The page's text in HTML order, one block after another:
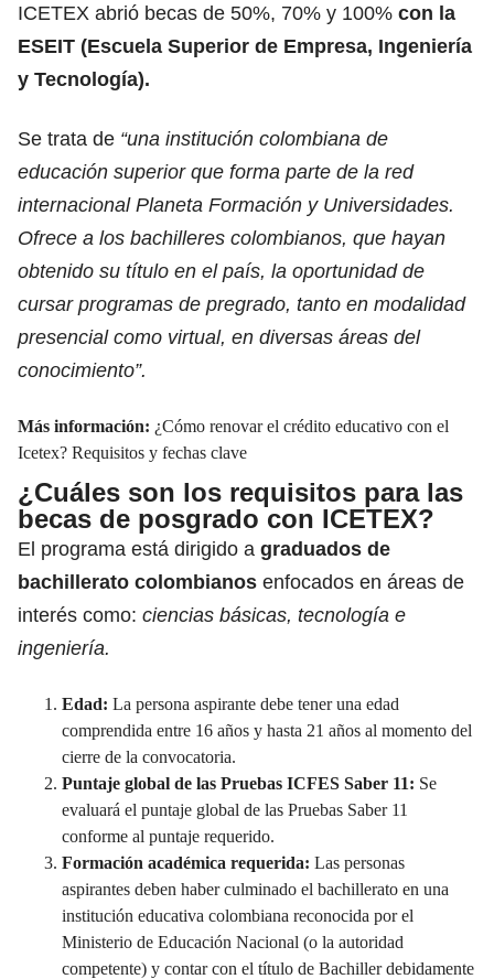
ICETEX abrió becas de 50%, 70% y 100% con la
ESEIT (Escuela Superior de Empresa, Ingeniería
y Tecnología).
Se trata de “una institución colombiana de
educación superior que forma parte de la red
internacional Planeta Formación y Universidades.
Ofrece a los bachilleres colombianos, que hayan
obtenido su título en el país, la oportunidad de
cursar programas de pregrado, tanto en modalidad
presencial como virtual, en diversas áreas del
conocimiento”.
Más información: ¿Cómo renovar el crédito educativo con el
Icetex? Requisitos y fechas clave
¿Cuáles son los requisitos para las
becas de posgrado con ICETEX?
El programa está dirigido a graduados de
bachillerato colombianos enfocados en áreas de
interés como: ciencias básicas, tecnología e
ingeniería.
Edad: La persona aspirante debe tener una edad
comprendida entre 16 años y hasta 21 años al momento del
cierre de la convocatoria.
Puntaje global de las Pruebas ICFES Saber 11: Se
evaluará el puntaje global de las Pruebas Saber 11
conforme al puntaje requerido.
Formación académica requerida: Las personas
aspirantes deben haber culminado el bachillerato en una
institución educativa colombiana reconocida por el
Ministerio de Educación Nacional (o la autoridad
competente) y contar con el título de Bachiller debidamente